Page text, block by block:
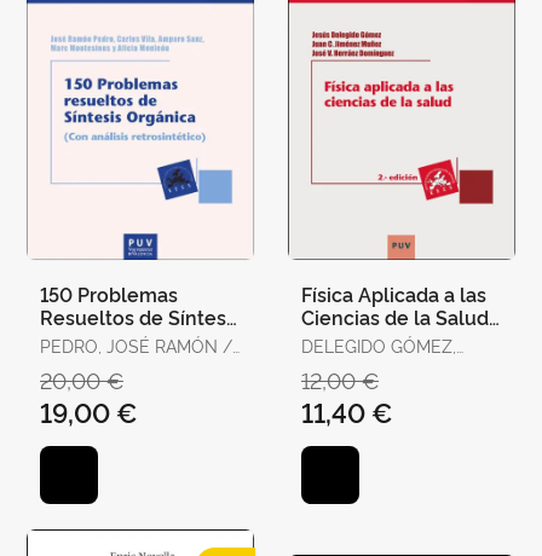
150 Problemas
Resueltos de Síntesis
Orgánica (Con
Análisis
Retrosintético)
PEDRO, JOSÉ RAMÓN /
AMPARO /
MONTESINOS, MARC /
MONLEÓN, ALICIA
20,00 €
19,00 €
Física Aplicada a las
Ciencias de la Salud
(2ª Edición)
DELEGIDO GÓMEZ,
MUÑOZ, JUAN C. /
HERRÁEZ DOMÍNGUEZ,
JOSÉ V.
12,00 €
11,40 €